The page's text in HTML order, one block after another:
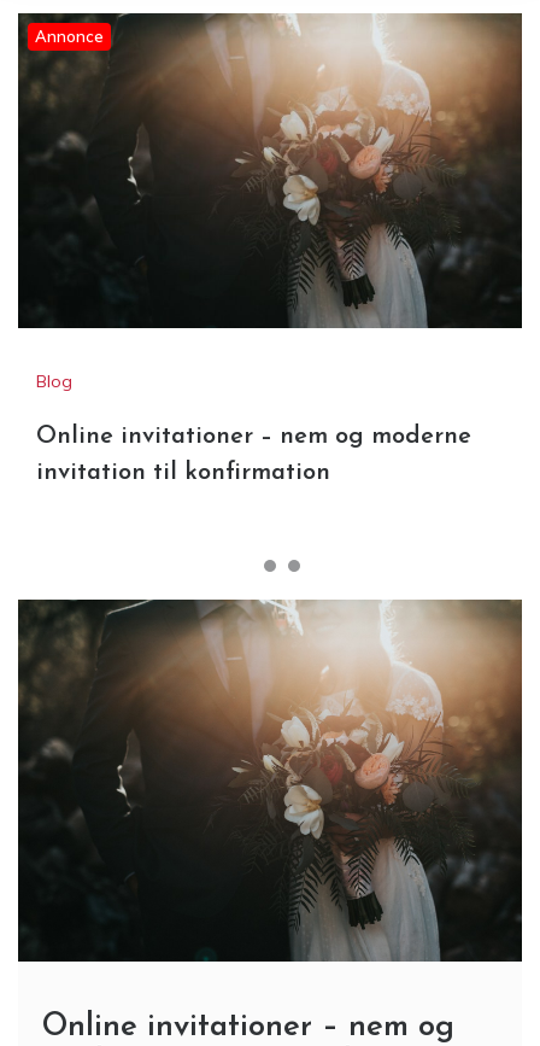
Online invitationer – nem og
moderne invitation til
konfirmation
Annonce
Blog
Online invitationer – nem og moderne
invitation til konfirmation
Online invitationer – nem og